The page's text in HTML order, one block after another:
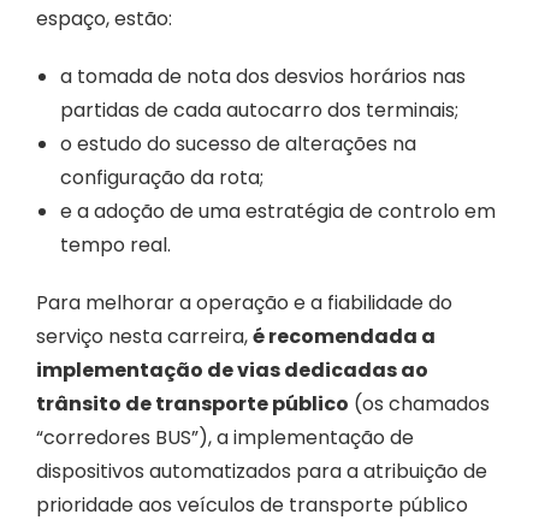
espaço, estão:
a tomada de nota dos desvios horários nas
partidas de cada autocarro dos terminais;
o estudo do sucesso de alterações na
configuração da rota;
e a adoção de uma estratégia de controlo em
tempo real.
Para melhorar a operação e a fiabilidade do
serviço nesta carreira,é recomendada a
implementação de vias dedicadas ao
trânsito de transporte público (os chamados
“corredores BUS”), a implementação de
dispositivos automatizados para a atribuição de
prioridade aos veículos de transporte público